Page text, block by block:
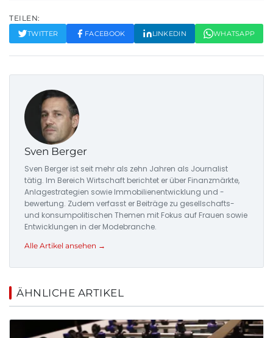
TEILEN:
TWITTER FACEBOOK LINKEDIN WHATSAPP
Sven Berger
Sven Berger ist seit mehr als zehn Jahren als Journalist
tätig. Im Bereich Wirtschaft berichtet er über Finanzmärkte,
Anlagestrategien sowie Immobilienentwicklung und -
bewertung. Zudem verfasst er Beiträge zu gesellschafts-
und konsumpolitischen Themen mit Fokus auf Frauen sowie
Entwicklungen in der Modebranche.
Alle Artikel ansehen →
ÄHNLICHE ARTIKEL